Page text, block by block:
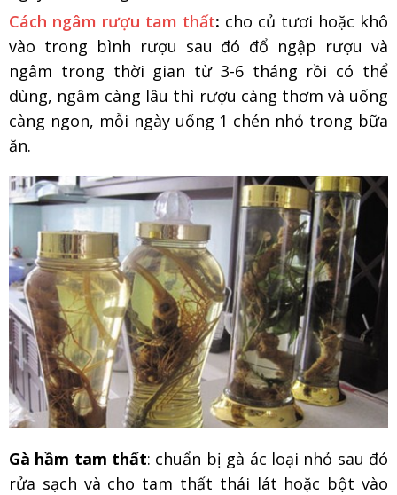
Cách ngâm rượu tam thất: cho củ tươi hoặc khô
vào trong bình rượu sau đó đổ ngập rượu và
ngâm trong thời gian từ 3-6 tháng rồi có thể
dùng, ngâm càng lâu thì rượu càng thơm và uống
càng ngon, mỗi ngày uống 1 chén nhỏ trong bữa
ăn.
Gà hầm tam thất: chuẩn bị gà ác loại nhỏ sau đó
rửa sạch và cho tam thất thái lát hoặc bột vào